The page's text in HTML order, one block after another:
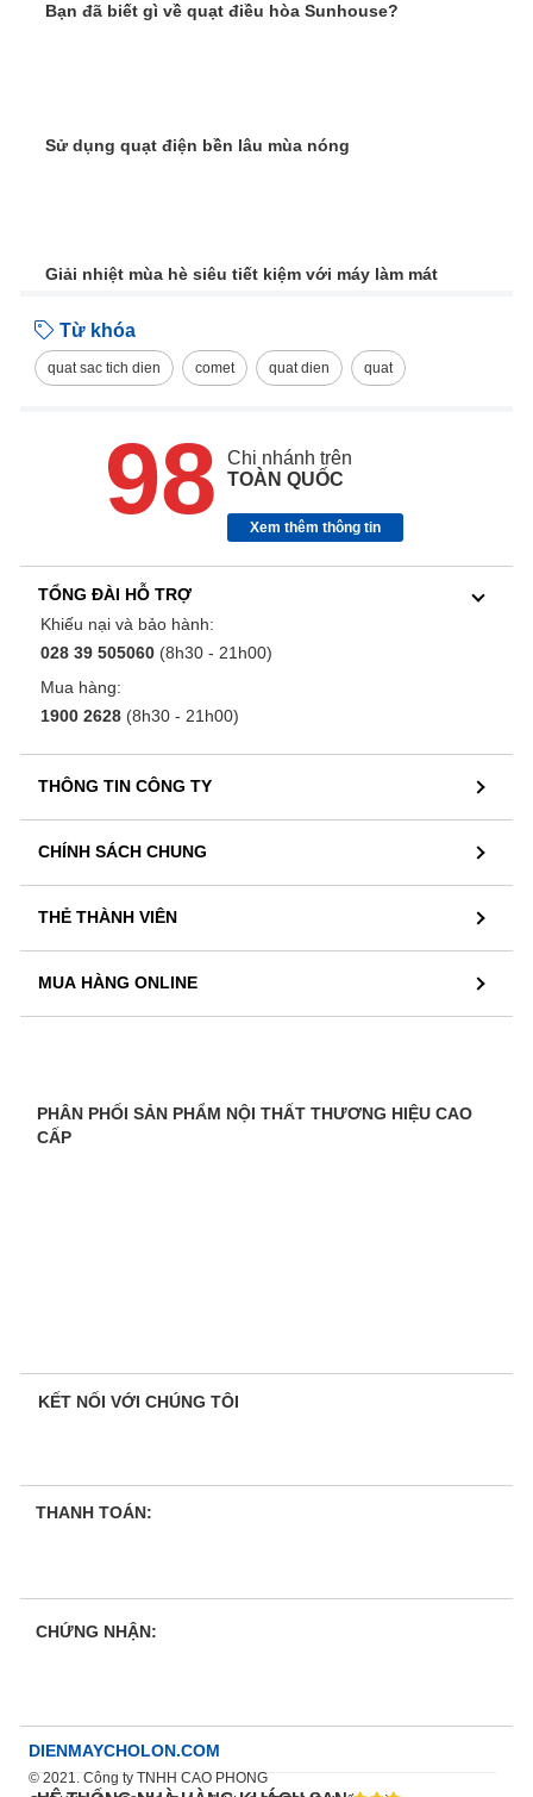
Bạn đã biết gì về quạt điều hòa Sunhouse?
Sử dụng quạt điện bền lâu mùa nóng
Giải nhiệt mùa hè siêu tiết kiệm với máy làm mát
Từ khóa
quat sac tich dien comet quat dien quat
98
Chi nhánh trên
TOÀN QUỐC
Xem thêm thông tin
TỔNG ĐÀI HỖ TRỢ
Khiếu nại và bảo hành:
028 39 505060 (8h30 - 21h00)
Mua hàng:
1900 2628 (8h30 - 21h00)
THÔNG TIN CÔNG TY
CHÍNH SÁCH CHUNG
THẺ THÀNH VIÊN
MUA HÀNG ONLINE
PHÂN PHỐI SẢN PHẨM NỘI THẤT THƯƠNG HIỆU CAO
CẤP
KẾT NỐI VỚI CHÚNG TÔI
THANH TOÁN:
CHỨNG NHẬN:
DIENMAYCHOLON.COM
© 2021. Công ty TNHH CAO PHONG